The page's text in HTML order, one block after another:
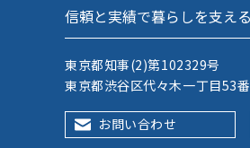
信頼と実績で暮らしを支え
東京都知事(2)第102329号
東京都渋谷区代々木一丁目53
お問い合わせ